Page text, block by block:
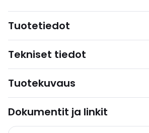
Tuotetiedot
Tekniset tiedot
Tuotekuvaus
Dokumentit ja linkit